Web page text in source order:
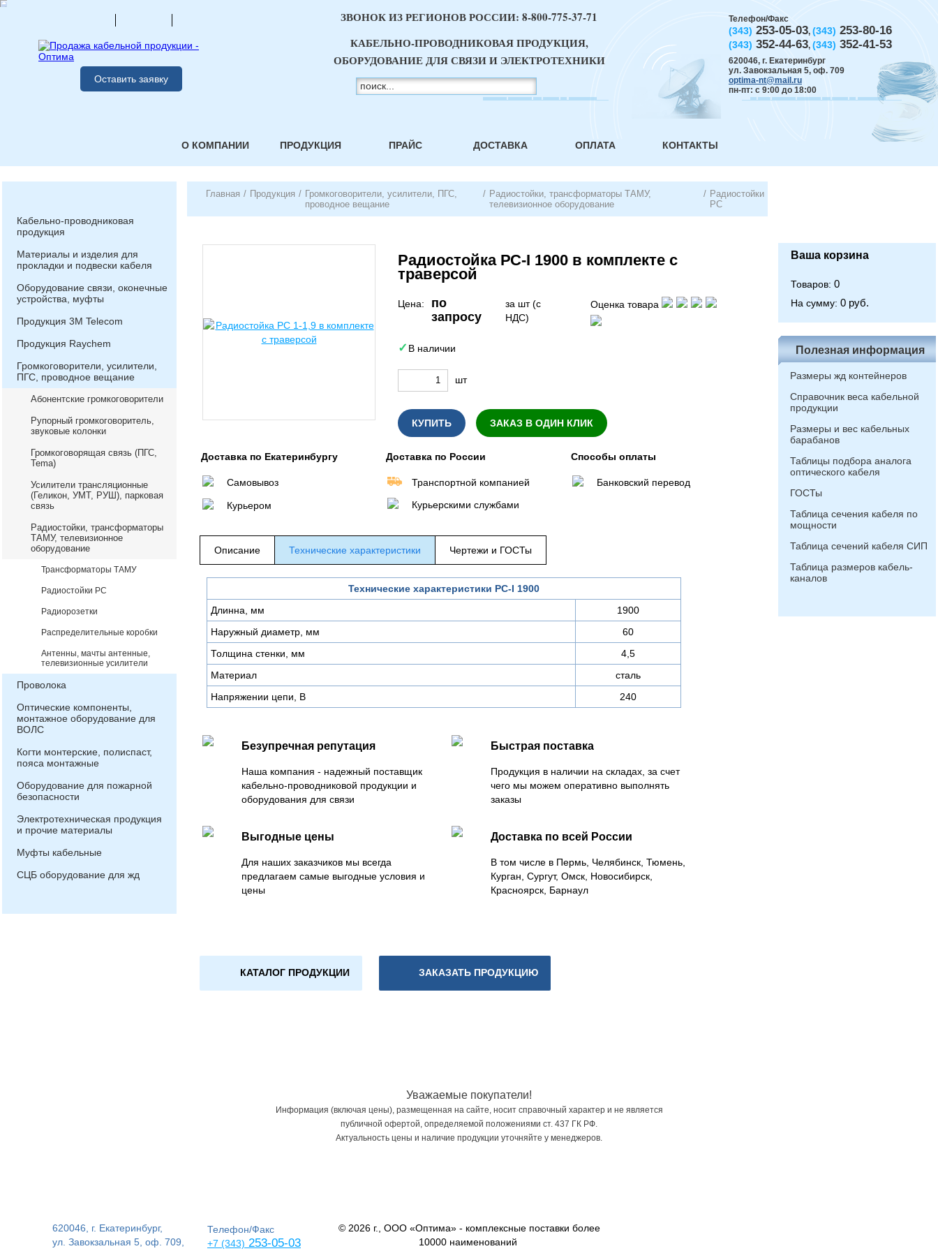
Оставить заявку
Телефон/Факс
(343) 253-05-03, (343) 253-80-16
(343) 352-44-63, (343) 352-41-53
620046, г. Екатеринбург
ул. Завокзальная 5, оф. 709
optima-nt@mail.ru
пн-пт: с 9:00 до 18:00
ЗВОНОК ИЗ РЕГИОНОВ РОССИИ: 8-800-775-37-71
КАБЕЛЬНО-ПРОВОДНИКОВАЯ ПРОДУКЦИЯ,
ОБОРУДОВАНИЕ ДЛЯ СВЯЗИ И ЭЛЕКТРОТЕХНИКИ
О КОМПАНИИ ПРОДУКЦИЯ ПРАЙС ДОСТАВКА ОПЛАТА КОНТАКТЫ
Кабельно-проводниковая
продукция
Материалы и изделия для
прокладки и подвески кабеля
Оборудование связи, оконечные
устройства, муфты
Продукция 3М Telecom
Продукция Raychem
Громкоговорители, усилители,
ПГС, проводное вещание
Абонентские громкоговорители
Рупорный громкоговоритель,
звуковые колонки
Громкоговорящая связь (ПГС,
Теma)
Усилители трансляционные
(Геликон, УМТ, РУШ), парковая
связь
Радиостойки, трансформаторы
ТАМУ, телевизионное
оборудование
Трансформаторы ТАМУ
Радиостойки РС
Радиорозетки
Распределительные коробки
Антенны, мачты антенные,
телевизионные усилители
Проволока
Оптические компоненты,
монтажное оборудование для
ВОЛС
Когти монтерские, полиспаст,
пояса монтажные
Оборудование для пожарной
безопасности
Электротехническая продукция
и прочие материалы
Муфты кабельные
СЦБ оборудование для жд
Главная / Продукция / Громкоговорители, усилители, ПГС,
проводное вещание
/ Радиостойки, трансформаторы ТАМУ,
телевизионное оборудование
/ Радиостойки
РС
Радиостойка РС-I 1900 в комплекте с
траверсой
Цена:
по
запросу
за шт (с
НДС)
Оценка товара
В наличии
шт
КУПИТЬ ЗАКАЗ В ОДИН КЛИК
Доставка по Екатеринбургу
Самовывоз
Курьером
Доставка по России
Транспортной компанией
Курьерскими службами
Способы оплаты
Банковский перевод
Описание Технические характеристики Чертежи и ГОСТы
Технические характеристики РС-I 1900
Длинна, мм
1900
Наружный диаметр, мм
60
Толщина стенки, мм
4,5
Материал
сталь
Напряжении цепи, В
240
Безупречная репутация
Наша компания - надежный поставщик
кабельно-проводниковой продукции и
оборудования для связи
Быстрая поставка
Продукция в наличии на складах, за счет
чего мы можем оперативно выполнять
заказы
Выгодные цены
Для наших заказчиков мы всегда
предлагаем самые выгодные условия и
цены
Доставка по всей России
В том числе в Пермь, Челябинск, Тюмень,
Курган, Сургут, Омск, Новосибирск,
Красноярск, Барнаул
КАТАЛОГ ПРОДУКЦИИ ЗАКАЗАТЬ ПРОДУКЦИЮ
Ваша корзина
Товаров: 0
На сумму: 0 руб.
Полезная информация
Размеры жд контейнеров
Справочник веса кабельной
продукции
Размеры и вес кабельных
барабанов
Таблицы подбора аналога
оптического кабеля
ГОСТы
Таблица сечения кабеля по
мощности
Таблица сечений кабеля СИП
Таблица размеров кабель-
каналов
Уважаемые покупатели!
Информация (включая цены), размещенная на сайте, носит справочный характер и не является
публичной офертой, определяемой положениями ст. 437 ГК РФ.
Актуальность цены и наличие продукции уточняйте у менеджеров.
620046, г. Екатеринбург,
ул. Завокзальная 5, оф. 709,
Телефон/Факс
+7 (343) 253-05-03
© 2026 г., ООО «Оптима» - комплексные поставки более
10000 наименований